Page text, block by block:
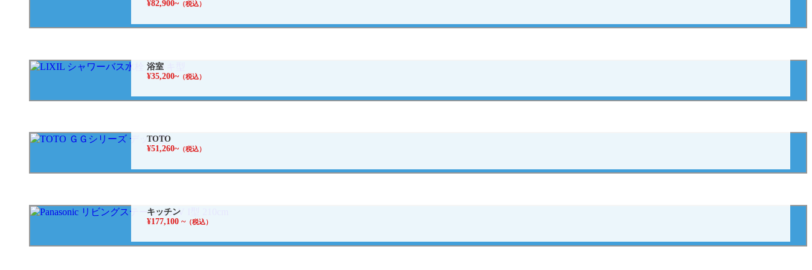
¥82,900~（税込）
浴室
¥35,200~（税込）
TOTO
¥51,260~（税込）
キッチン
¥177,100 ~（税込）